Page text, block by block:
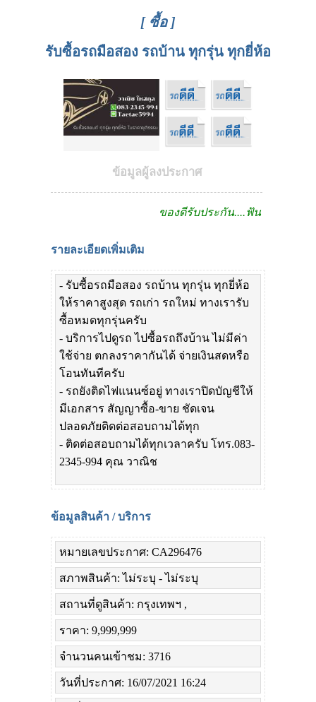
[ ซื้อ ]
รับซื้อรถมือสอง รถบ้าน ทุกรุ่น ทุกยี่ห้อ
ข้อมูลผู้ลงประกาศ
ของดีรับประกัน....ฟันธง!!
รายละเอียดเพิ่มเติม
- รับซื้อรถมือสอง รถบ้าน ทุกรุ่น ทุกยี่ห้อ
ให้ราคาสูงสุด รถเก่า รถใหม่ ทางเรารับ
ซื้อหมดทุกรุ่นครับ
- บริการไปดูรถ ไปซื้อรถถึงบ้าน ไม่มีค่า
ใช้จ่าย ตกลงราคากันได้ จ่ายเงินสดหรือ
โอนทันทีครับ
- รถยังติดไฟแนนซ์อยู่ ทางเราปิดบัญชีให้
มีเอกสาร สัญญาซื้อ-ขาย ชัดเจน
ปลอดภัยติดต่อสอบถามได้ทุก
- ติดต่อสอบถามได้ทุกเวลาครับ โทร.083-
2345-994 คุณ วาณิช
ข้อมูลสินค้า / บริการ
หมายเลขประกาศ: CA296476
สภาพสินค้า: ไม่ระบุ - ไม่ระบุ
สถานที่ดูสินค้า: กรุงเทพฯ ,
ราคา: 9,999,999
จำนวนคนเข้าชม: 3716
วันที่ประกาศ: 16/07/2021 16:24